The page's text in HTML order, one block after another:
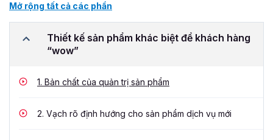
Mở rộng tất cả các phần
Thiết kế sản phẩm khác biệt để khách hàng
“wow”
1. Bản chất của quản trị sản phẩm
2. Vạch rõ định hướng cho sản phẩm dịch vụ mới